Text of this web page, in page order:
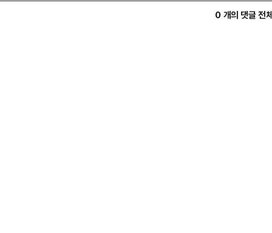
0 개의 댓글 전